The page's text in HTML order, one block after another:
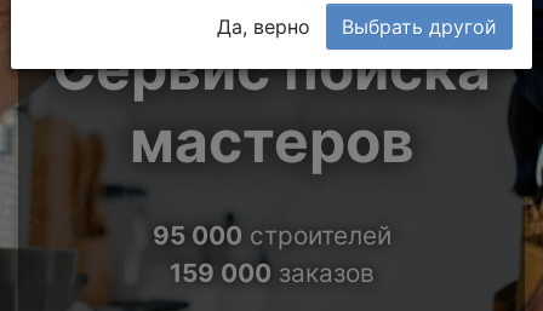
Сервис поиска
мастеров
95 000 строителей
159 000 заказов
Да, верно Выбрать другой